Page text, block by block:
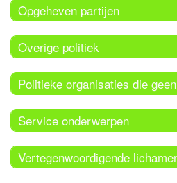
Opgeheven partijen
Overige politiek
Politieke organisaties die
Service onderwerpen
Vertegenwoordigende